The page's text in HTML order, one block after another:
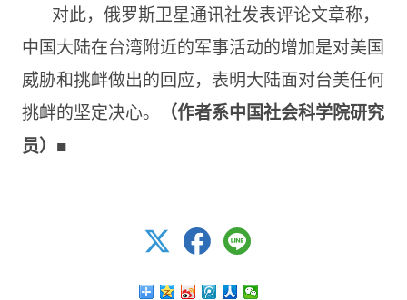
对此，俄罗斯卫星通讯社发表评论文章称，
中国大陆在台湾附近的军事活动的增加是对美国
威胁和挑衅做出的回应，表明大陆面对台美任何
挑衅的坚定决心。
（作者系中国社会科学院研究
员） ■